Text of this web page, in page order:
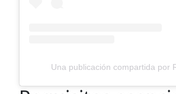
Una publicación compartida por